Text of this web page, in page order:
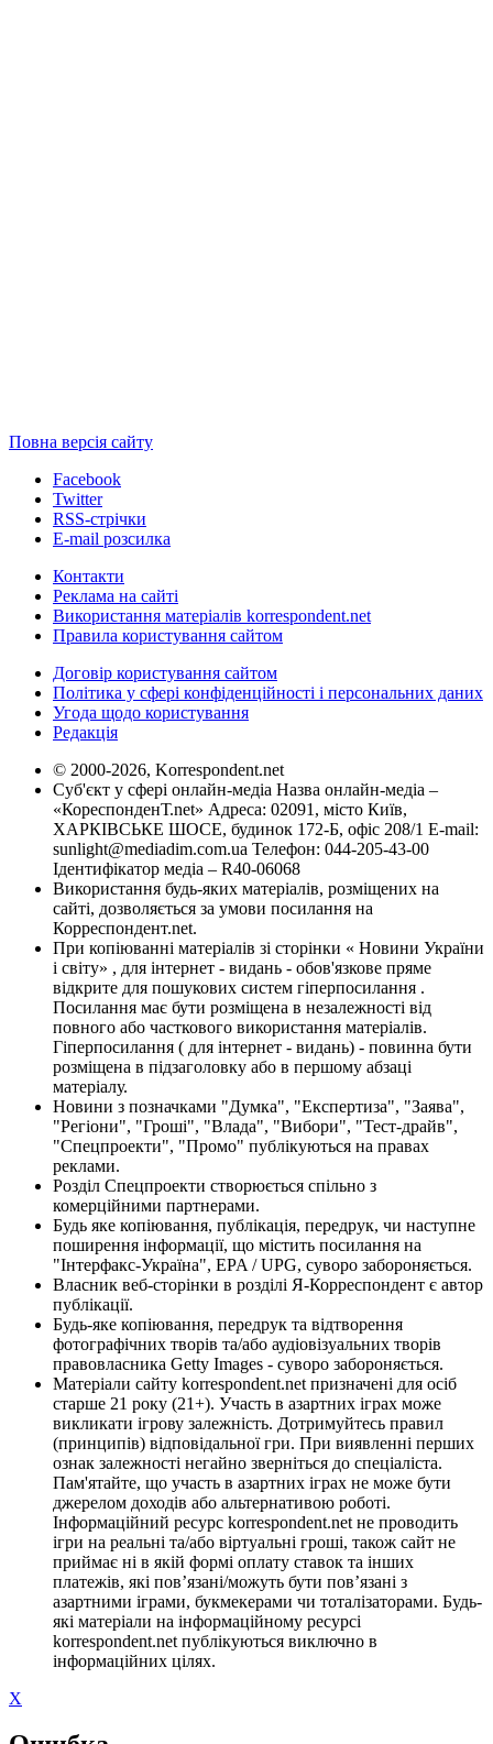
Повна версія сайту
Facebook
Twitter
RSS-стрічки
E-mail розсилка
Контакти
Реклама на сайті
Використання матеріалів korrespondent.net
Правила користування сайтом
Договір користування сайтом
Політика у сфері конфіденційності і персональних даних
Угода щодо користування
Редакція
© 2000-2026, Korrespondent.net
Суб'єкт у сфері онлайн-медіа Назва онлайн-медіа –
«КореспонденТ.net» Адреса: 02091, місто Київ,
ХАРКІВСЬКЕ ШОСЕ, будинок 172-Б, офіс 208/1 E-mail:
sunlight@mediadim.com.ua Телефон: 044-205-43-00
Ідентифікатор медіа – R40-06068
Використання будь-яких матеріалів, розміщених на
сайті, дозволяється за умови посилання на
Корреспондент.net.
При копіюванні матеріалів зі сторінки « Новини України
і світу» , для інтернет - видань - обов'язкове пряме
відкрите для пошукових систем гіперпосилання .
Посилання має бути розміщена в незалежності від
повного або часткового використання матеріалів.
Гіперпосилання ( для інтернет - видань) - повинна бути
розміщена в підзаголовку або в першому абзаці
матеріалу.
Новини з позначками "Думка", "Експертиза", "Заява",
"Регіони", "Гроші", "Влада", "Вибори", "Тест-драйв",
"Спецпроекти", "Промо" публікуються на правах
реклами.
Розділ Спецпроекти створюється спільно з
комерційними партнерами.
Будь яке копіювання, публікація, передрук, чи наступне
поширення інформації, що містить посилання на
"Інтерфакс-Україна", EPA / UPG, суворо забороняється.
Власник веб-сторінки в розділі Я-Корреспондент є автор
публікації.
Будь-яке копіювання, передрук та відтворення
фотографічних творів та/або аудіовізуальних творів
правовласника Getty Images - суворо забороняється.
Матеріали сайту korrespondent.net призначені для осіб
старше 21 року (21+). Участь в азартних іграх може
викликати ігрову залежність. Дотримуйтесь правил
(принципів) відповідальної гри. При виявленні перших
ознак залежності негайно зверніться до спеціаліста.
Пам'ятайте, що участь в азартних іграх не може бути
джерелом доходів або альтернативою роботі.
Інформаційний ресурс korrespondent.net не проводить
ігри на реальні та/або віртуальні гроші, також сайт не
приймає ні в якій формі оплату ставок та інших
платежів, які пов’язані/можуть бути пов’язані з
азартними іграми, букмекерами чи тоталізаторами. Будь-
які матеріали на інформаційному ресурсі
korrespondent.net публікуються виключно в
інформаційних цілях.
X